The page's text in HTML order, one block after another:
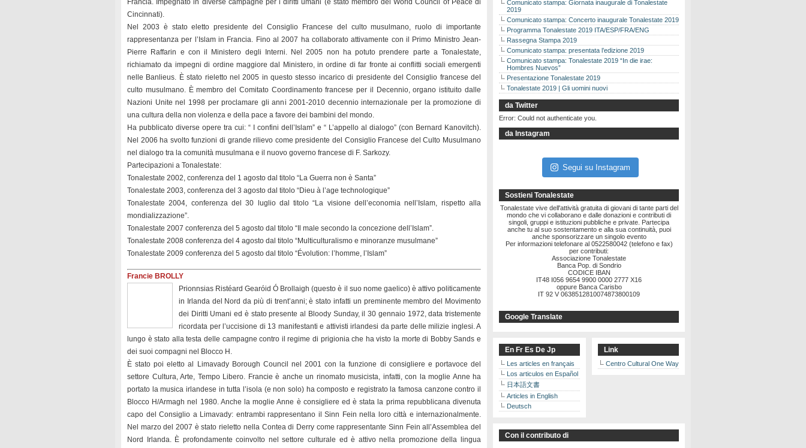
Francia. Impegnato in diverse campagne per i diritti umani (è stato membro del World Council of Peace di
Cincinnati).
Nel 2003 è stato eletto presidente del Consiglio Francese del culto musulmano, ruolo di importante
rappresentanza per l’Islam in Francia. Fino al 2007 ha collaborato attivamente con il Primo Ministro Jean-
Pierre Raffarin e con il Ministero degli Interni. Nel 2005 non ha potuto prendere parte a Tonalestate,
richiamato da impegni di ordine maggiore dal Ministero, in ordine di far fronte ai conflitti sociali emergenti
nelle Banlieus. È stato rieletto nel 2005 in questo stesso incarico di presidente del Consiglio francese del
culto musulmano. È membro del Comitato Coordinamento francese per il Decennio, organo istituito dalle
Nazioni Unite nel 1998 per proclamare gli anni 2001-2010 decennio internazionale per la promozione di
una cultura della non violenza e della pace a favore dei bambini del mondo.
Ha pubblicato diverse opere tra cui: “ I confini dell’Islam” e “ L’appello al dialogo” (con Bernard Kanovitch).
Nel 2006 ha svolto funzioni di grande rilievo come presidente del Consiglio Francese del Culto Musulmano
nel dialogo tra la comunità musulmana e il nuovo governo francese di F. Sarkozy.
Partecipazioni a Tonalestate:
Tonalestate 2002, conferenza del 1 agosto dal titolo “La Guerra non è Santa”
Tonalestate 2003, conferenza del 3 agosto dal titolo “Dieu à l’age technologique”
Tonalestate 2004, conferenza del 30 luglio dal titolo “La visione dell’economia nell’Islam, rispetto alla
mondializzazione”.
Tonalestate 2007 conferenza del 5 agosto dal titolo “Il male secondo la concezione dell’Islam”.
Tonalestate 2008 conferenza del 4 agosto dal titolo “Multiculturalismo e minoranze musulmane”
Tonalestate 2009 conferenza del 5 agosto dal titolo “Évolution: l’homme, l’Islam”
Francie BROLLY
Prionnsias Ristéard Gearóid Ó Brollaigh (questo è il suo nome gaelico) è attivo politicamente
in Irlanda del Nord da più di trent’anni; è stato infatti un preminente membro del Movimento
dei Diritti Umani ed è stato presente al Bloody Sunday, il 30 gennaio 1972, data tristemente
ricordata per l’uccisione di 13 manifestanti e attivisti irlandesi da parte delle milizie inglesi. A
lungo è stato alla testa delle campagne contro il regime di prigionia che ha visto la morte di Bobby Sands e
dei suoi compagni nel Blocco H.
È stato poi eletto al Limavady Borough Council nel 2001 con la funzione di consigliere e portavoce del
settore Cultura, Arte, Tempo Libero. Francie è anche un rinomato musicista, infatti, con la moglie Anne ha
portato la musica irlandese in tutta l’isola (e non solo) ha composto e registrato la famosa canzone contro il
Blocco H/Armagh nel 1980. Anche la moglie Anne è consigliere ed è stata la prima repubblicana divenuta
capo del Consiglio a Limavady: entrambi rappresentano il Sinn Fein nella loro città e internazionalmente.
Nel marzo del 2007 è stato rieletto nella Contea di Derry come rappresentante Sinn Fein all’Assemblea del
Nord Irlanda. È profondamente coinvolto nel settore culturale ed è attivo nella promozione della lingua
Comunicato stampa: Giornata inaugurale di Tonalestate
2019
Comunicato stampa: Concerto inaugurale Tonalestate 2019
Programma Tonalestate 2019 ITA/ESP/FRA/ENG
Rassegna Stampa 2019
Comunicato stampa: presentata l’edizione 2019
Comunicato stampa: Tonalestate 2019 “In die irae:
Hombres Nuevos”
Presentazione Tonalestate 2019
Tonalestate 2019 | Gli uomini nuovi
da Twitter
Error: Could not authenticate you.
da Instagram
Segui su Instagram
Sostieni Tonalestate
Tonalestate vive dell'attività gratuita di giovani di tante parti del
mondo che vi collaborano e dalle donazioni e contributi di
singoli, gruppi e istituzioni pubbliche e private. Partecipa
anche tu al suo sostentamento e alla sua continuità, puoi
anche sponsorizzare un singolo evento
Per informazioni telefonare al 0522580042 (telefono e fax)
per contributi:
Associazione Tonalestate
Banca Pop. di Sondrio
CODICE IBAN
IT48 I056 9654 9900 0000 2777 X16
oppure Banca Carisbo
IT 92 V 0638512810074873800109
Google Translate
En Fr Es De Jp
Les articles en français
Los articulos en Español
日本語文書
Articles in English
Deutsch
Link
Centro Cultural One Way
Con il contributo di